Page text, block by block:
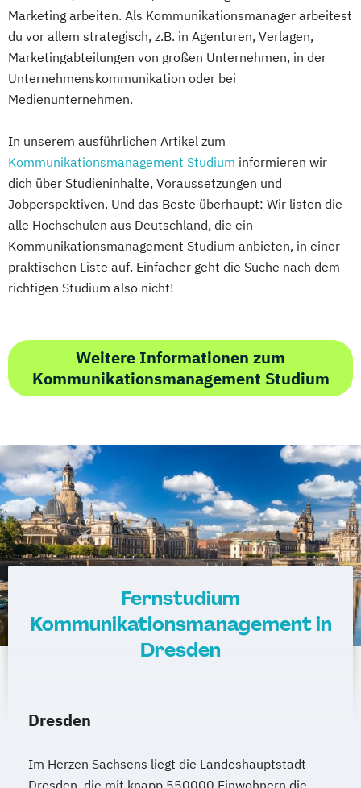
Marketing arbeiten. Als Kommunikationsmanager arbeitest
du vor allem strategisch, z.B. in Agenturen, Verlagen,
Marketingabteilungen von großen Unternehmen, in der
Unternehmenskommunikation oder bei
Medienunternehmen.
In unserem ausführlichen Artikel zum
Kommunikationsmanagement Studium informieren wir
dich über Studieninhalte, Voraussetzungen und
Jobperspektiven. Und das Beste überhaupt: Wir listen die
alle Hochschulen aus Deutschland, die ein
Kommunikationsmanagement Studium anbieten, in einer
praktischen Liste auf. Einfacher geht die Suche nach dem
richtigen Studium also nicht!
Weitere Informationen zum
Kommunikationsmanagement Studium
Fernstudium
Kommunikationsmanagement in
Dresden
Dresden
Im Herzen Sachsens liegt die Landeshauptstadt